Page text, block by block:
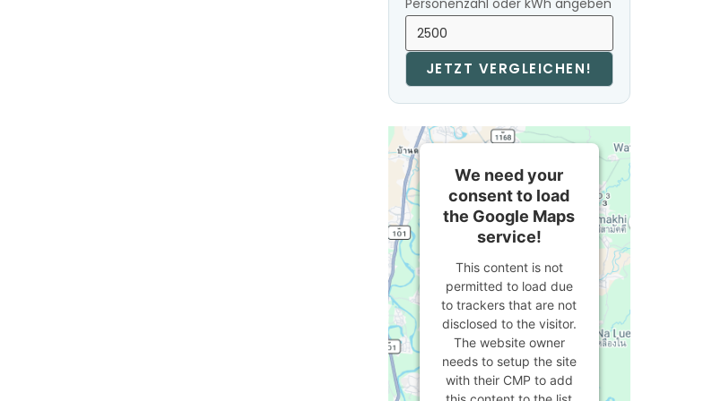
Personenzahl oder kWh angeben
JETZT VERGLEICHEN!
We need your
consent to load
the Google Maps
service!
This content is not
permitted to load due
to trackers that are not
disclosed to the visitor.
The website owner
needs to setup the site
with their CMP to add